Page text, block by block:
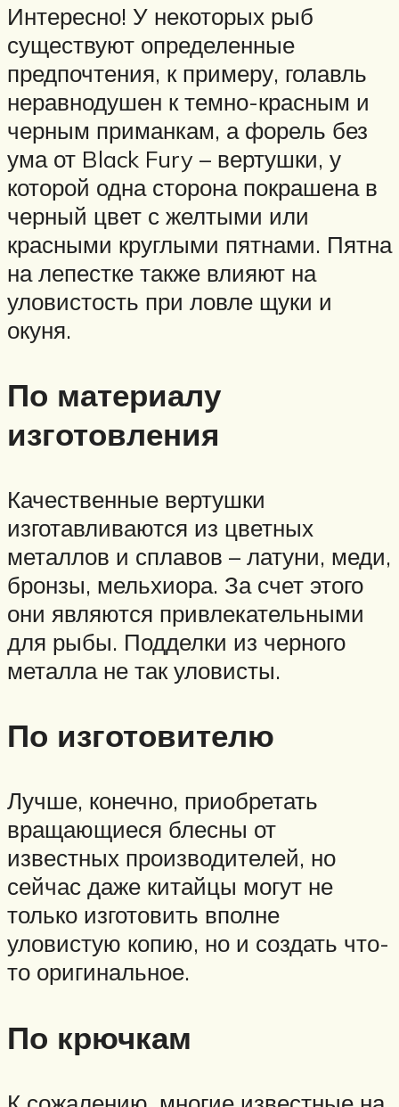
Интересно! У некоторых рыб
существуют определенные
предпочтения, к примеру, голавль
неравнодушен к темно-красным и
черным приманкам, а форель без
ума от Black Fury – вертушки, у
которой одна сторона покрашена в
черный цвет с желтыми или
красными круглыми пятнами. Пятна
на лепестке также влияют на
уловистость при ловле щуки и
окуня.
По материалу
изготовления
Качественные вертушки
изготавливаются из цветных
металлов и сплавов – латуни, меди,
бронзы, мельхиора. За счет этого
они являются привлекательными
для рыбы. Подделки из черного
металла не так уловисты.
По изготовителю
Лучше, конечно, приобретать
вращающиеся блесны от
известных производителей, но
сейчас даже китайцы могут не
только изготовить вполне
уловистую копию, но и создать что-
то оригинальное.
По крючкам